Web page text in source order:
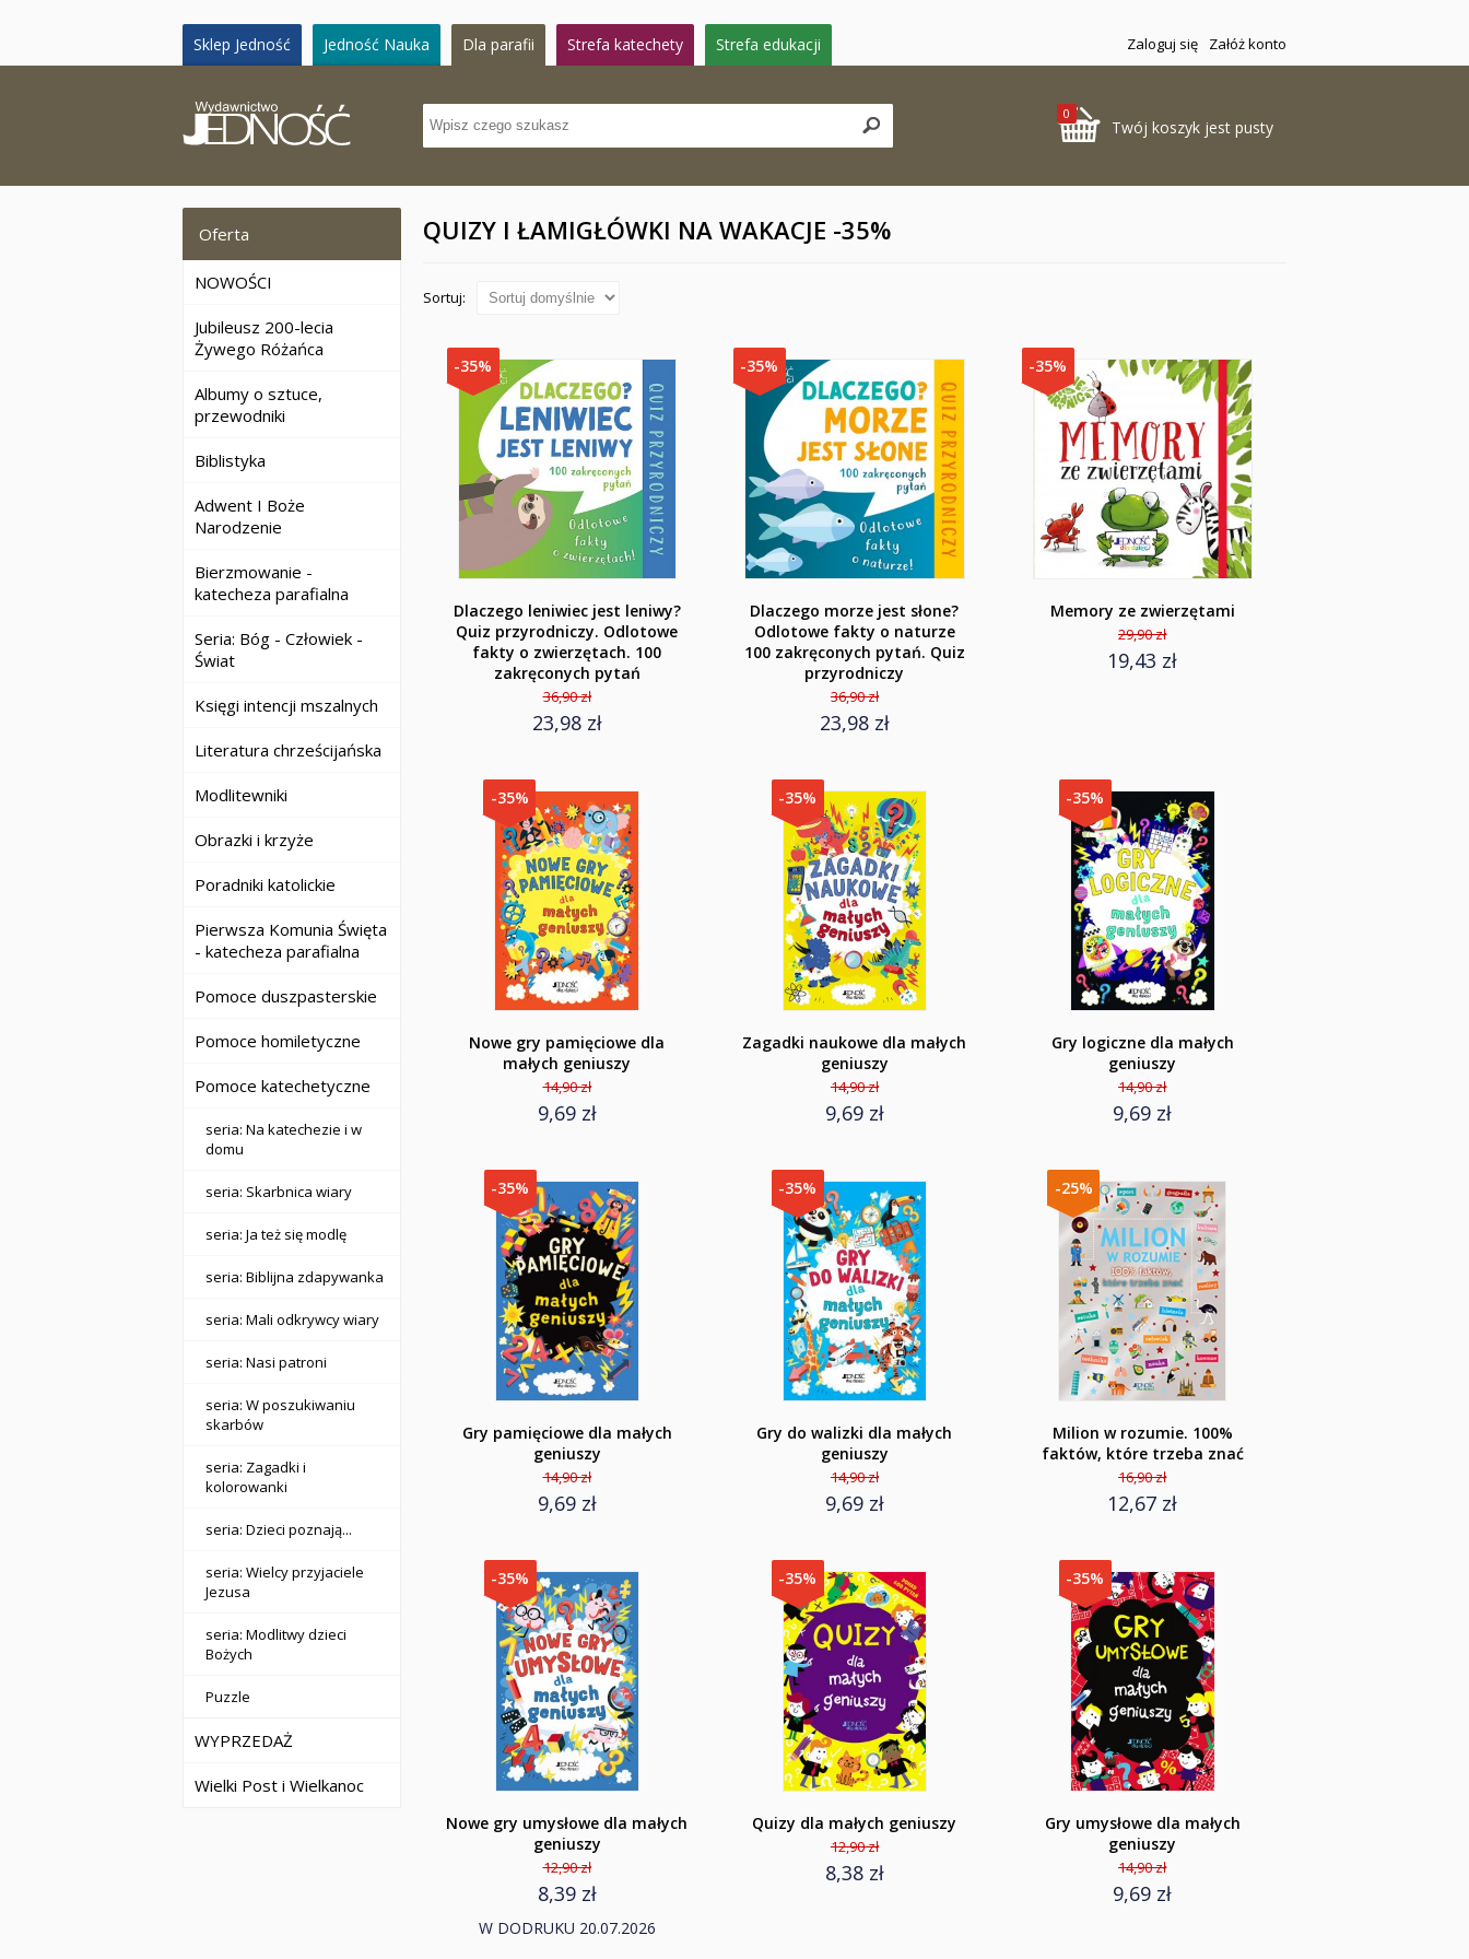
Sklep Jedność Jedność Nauka Dla parafii Strefa katechety Strefa edukacji Zaloguj się Załóż konto
0
Twój koszyk jest pusty
Oferta
NOWOŚCI
Jubileusz 200-lecia
Żywego Różańca
Albumy o sztuce,
przewodniki
Biblistyka
Adwent I Boże
Narodzenie
Bierzmowanie -
katecheza parafialna
Seria: Bóg - Człowiek -
Świat
Księgi intencji mszalnych
Literatura chrześcijańska
Modlitewniki
Obrazki i krzyże
Poradniki katolickie
Pierwsza Komunia Święta
- katecheza parafialna
Pomoce duszpasterskie
Pomoce homiletyczne
Pomoce katechetyczne
seria: Na katechezie i w
domu
seria: Skarbnica wiary
seria: Ja też się modlę
seria: Biblijna zdapywanka
seria: Mali odkrywcy wiary
seria: Nasi patroni
seria: W poszukiwaniu
skarbów
seria: Zagadki i
kolorowanki
seria: Dzieci poznają...
seria: Wielcy przyjaciele
Jezusa
seria: Modlitwy dzieci
Bożych
Puzzle
WYPRZEDAŻ
Wielki Post i Wielkanoc
QUIZY I ŁAMIGŁÓWKI NA WAKACJE -35%
Sortuj:
-35%
Dlaczego leniwiec jest leniwy?
Quiz przyrodniczy. Odlotowe
fakty o zwierzętach. 100
zakręconych pytań
36,90 zł
23,98 zł
-35%
Dlaczego morze jest słone?
Odlotowe fakty o naturze
100 zakręconych pytań. Quiz
przyrodniczy
36,90 zł
23,98 zł
-35%
Memory ze zwierzętami
29,90 zł
19,43 zł
-35%
Nowe gry pamięciowe dla
małych geniuszy
14,90 zł
9,69 zł
-35%
Zagadki naukowe dla małych
geniuszy
14,90 zł
9,69 zł
-35%
Gry logiczne dla małych
geniuszy
14,90 zł
9,69 zł
-35%
Gry pamięciowe dla małych
geniuszy
14,90 zł
9,69 zł
-35%
Gry do walizki dla małych
geniuszy
14,90 zł
9,69 zł
-25%
Milion w rozumie. 100%
faktów, które trzeba znać
16,90 zł
12,67 zł
-35%
Nowe gry umysłowe dla małych
geniuszy
12,90 zł
8,39 zł
W DODRUKU 20.07.2026
-35%
Quizy dla małych geniuszy
12,90 zł
8,38 zł
-35%
Gry umysłowe dla małych
geniuszy
14,90 zł
9,69 zł